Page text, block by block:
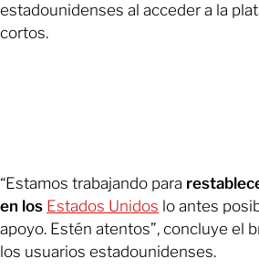
estadounidenses al acceder a la
cortos.
“Estamos trabajando para
en los Estados Unidos lo antes
apoyo. Estén atentos”, concluye el
los usuarios estadounidenses.